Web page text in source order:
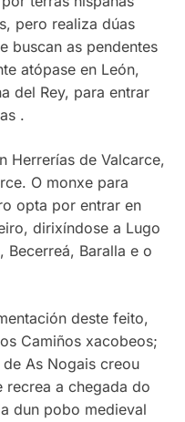
pero realiza dúas
buscan as pendentes
atópase en León,
del Rey, para entrar
.
Herrerías de Valcarce,
O monxe para
opta por entrar en
dirixíndose a Lugo
Baralla e o
deste feito,
Camiños xacobeos;
As Nogais creou
recrea a chegada do
dun pobo medieval